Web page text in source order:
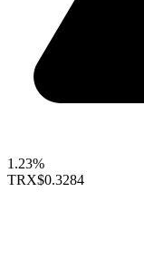
1.23%
TRX$0.3284